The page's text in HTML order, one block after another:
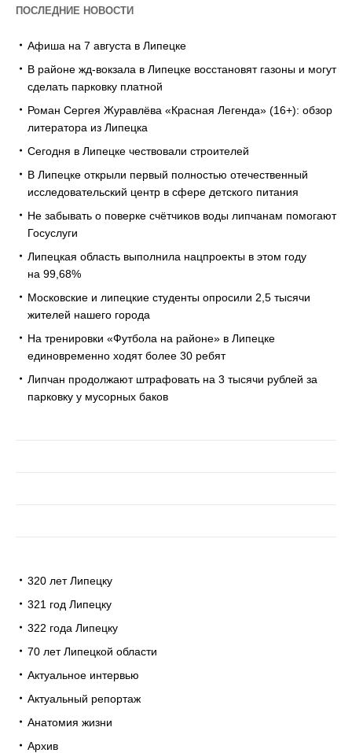
ПОСЛЕДНИЕ НОВОСТИ
Афиша на 7 августа в Липецке
В районе жд-вокзала в Липецке восстановят газоны и могут
сделать парковку платной
Роман Сергея Журавлёва «Красная Легенда» (16+): обзор
литератора из Липецка
Сегодня в Липецке чествовали строителей
В Липецке открыли первый полностью отечественный
исследовательский центр в сфере детского питания
Не забывать о поверке счётчиков воды липчанам помогают
Госуслуги
Липецкая область выполнила нацпроекты в этом году
на 99,68%
Московские и липецкие студенты опросили 2,5 тысячи
жителей нашего города
На тренировки «Футбола на районе» в Липецке
единовременно ходят более 30 ребят
Липчан продолжают штрафовать на 3 тысячи рублей за
парковку у мусорных баков
320 лет Липецку
321 год Липецку
322 года Липецку
70 лет Липецкой области
Актуальное интервью
Актуальный репортаж
Анатомия жизни
Архив